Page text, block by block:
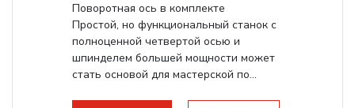
Поворотная ось в комплекте
Простой, но функциональный станок с
полноценной четвертой осью и
шпинделем большей мощности может
стать основой для мастерской по...